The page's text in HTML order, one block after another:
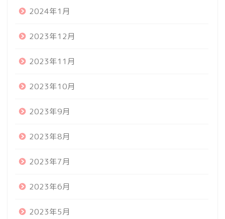
2024年1月
2023年12月
2023年11月
2023年10月
2023年9月
2023年8月
2023年7月
2023年6月
2023年5月